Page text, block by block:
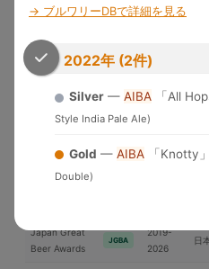
→ ブルワリーDBで詳細を見る
2022年 (2件)
Silver— AIBA「All
Style India Pale Ale)
Gold — AIBA「Knotty」
Double)
Cup
WBC
2026
U.S. Open
USOB
2010-
International
2006-
Brussels Beer
Japan Great
Beer Awards
JGBA
2019-
2026
日